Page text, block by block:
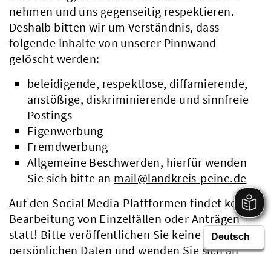
nehmen und uns gegenseitig respektieren.
Deshalb bitten wir um Verständnis, dass
folgende Inhalte von unserer Pinnwand
gelöscht werden:
beleidigende, respektlose, diffamierende,
anstößige, diskriminierende und sinnfreie
Postings
Eigenwerbung
Fremdwerbung
Allgemeine Beschwerden, hierfür wenden
Sie sich bitte an mail@landkreis-peine.de
Auf den Social Media-Plattformen findet keine
Bearbeitung von Einzelfällen oder Anträgen
statt! Bitte veröffentlichen Sie keine
persönlichen Daten und wenden Sie sich an